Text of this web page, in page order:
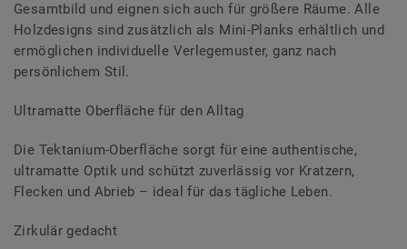
Gesamtbild und eignen sich auch für größere Räume. Alle
Holzdesigns sind zusätzlich als Mini-Planks erhältlich und
ermöglichen individuelle Verlegemuster, ganz nach
persönlichem Stil.
Ultramatte Oberfläche für den Alltag
Die Tektanium-Oberfläche sorgt für eine authentische,
ultramatte Optik und schützt zuverlässig vor Kratzern,
Flecken und Abrieb – ideal für das tägliche Leben.
Zirkulär gedacht